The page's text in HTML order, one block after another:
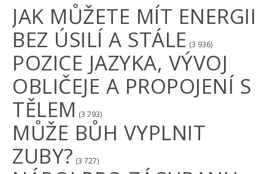
JAK MŮŽETE MÍT ENERGII
BEZ ÚSILÍ A STÁLE (3 936)
POZICE JAZYKA, VÝVOJ
OBLIČEJE A PROPOJENÍ S
TĚLEM (3 793)
MŮŽE BŮH VYPLNIT
ZUBY? (3 727)